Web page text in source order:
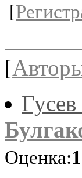
[
[
Оценка: